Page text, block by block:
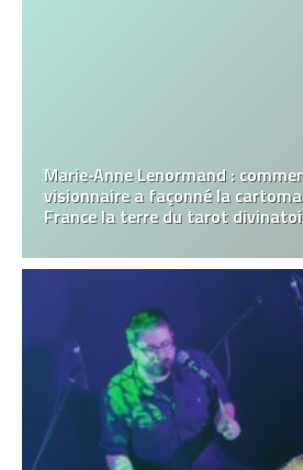
Marie‑Anne Lenormand :
visionnaire a façonné la
France la terre du tarot